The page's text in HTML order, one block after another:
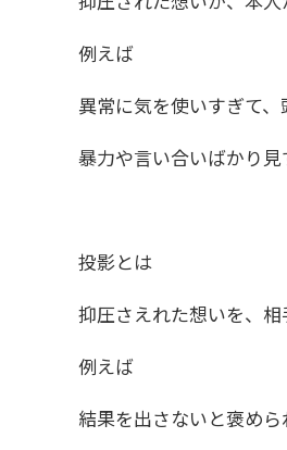
例えば
異常に気を使いすぎて、
暴力や言い合いばかり
投影とは
抑圧さえれた想いを、
例えば
結果を出さないと褒め